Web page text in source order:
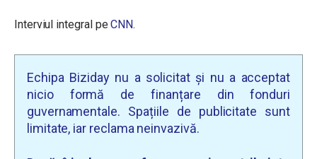
Interviul integral peCNN.
Echipa Biziday nu a solicitat și nu a acceptat
nicio formă de finanțare din fonduri
guvernamentale. Spațiile de publicitate sunt
limitate, iar reclama neinvazivă.